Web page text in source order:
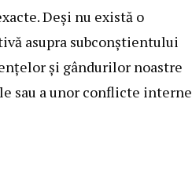
Deși nu există o
asupra subconștientului
și gândurilor noastre
sau a unor conflicte interne